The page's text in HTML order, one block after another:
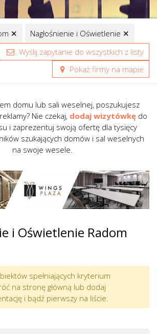
✕ Nagłośnienie i Oświetlenie ✕
Wyślij zapytanie do wszystkich z listy
Pokaż firmy na mapie
domu lub sali weselnej, poszukujesz
Nie czekaj, dodaj wizytówkędo
i zaprezentuj swoją ofertę dla tysięcy
szukających domów i sal weselnych
na swoje wesele.
i Oświetlenie Radom
spełniających kryterium
na stronę główną lub dodaj
i bądź pierwszy na liście.